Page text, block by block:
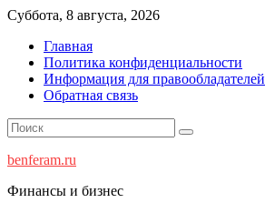
Перейти
содержимому
Суббота, 8 августа, 2026
Главная
Политика конфиденциальности
Информация для правообладателей
Обратная связь
benferam.ru
Финансы и бизнес